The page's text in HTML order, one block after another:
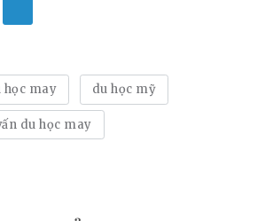
học may du học mỹ
du học may